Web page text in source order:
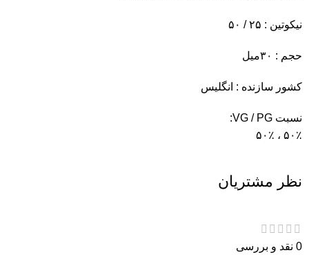
نیکوتین : ۲۵ / ۵۰
حجم : ۳۰میل
کشور سازنده : انگلیس
نسبت VG / PG:
۵۰٪ ، ۵۰٪
نظر مشتریان
0 نقد و بررسی